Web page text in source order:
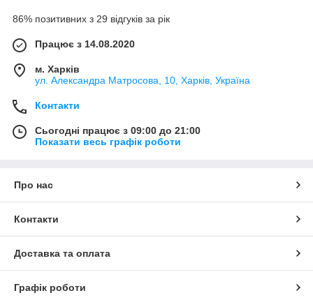
86% позитивних з 29 відгуків за рік
Працює з 14.08.2020
м. Харків
ул. Александра Матросова, 10, Харків, Україна
Контакти
Сьогодні працює з 09:00 до 21:00
Показати весь графік роботи
Про нас
Контакти
Доставка та оплата
Графік роботи